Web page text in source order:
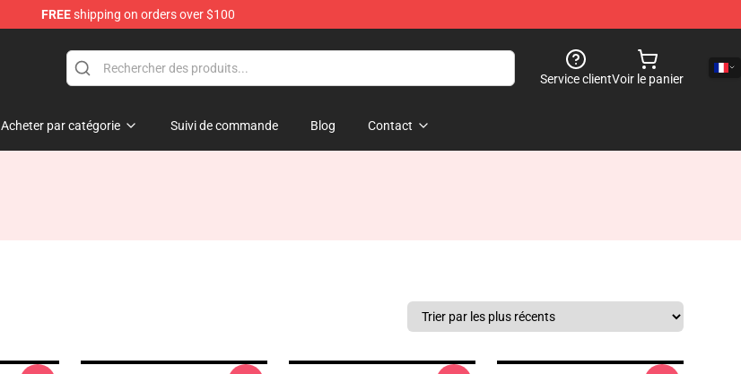
FREEshipping on orders over $100
Service clientVoir le panier
Acheter par catégorie Suivi de commande Blog Contact